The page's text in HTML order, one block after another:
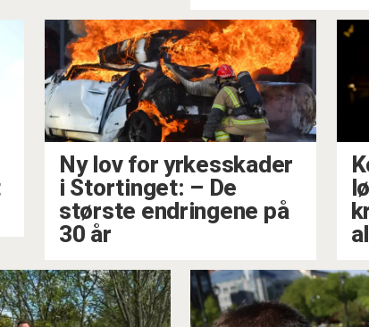
Ny lov for yrkesskader
i Stortinget: – De
største endringene på
30 år